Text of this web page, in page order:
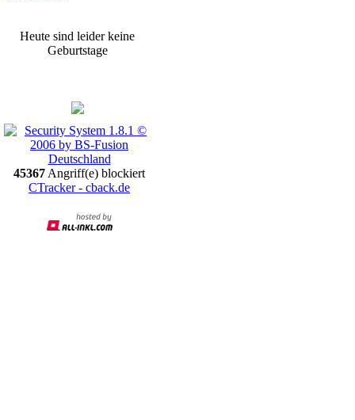
Heute sind leider keine
Geburtstage
45367 Angriff(e) blockiert
CTracker - cback.de